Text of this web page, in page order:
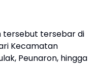
tersebut tersebar di
Kecamatan
Peunaron, hingga